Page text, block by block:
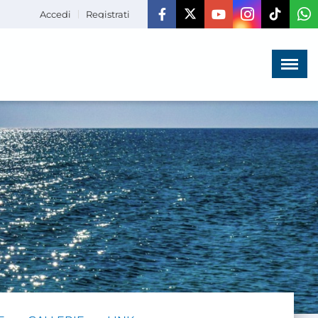
Accedi Registrati
Menù ×
LA VITA
DELL'ASSOCIAZIONE
COMUNICAZIONE,
PROGETTI ED EDITORIA
AMMINISTRAZIONE
TRASPARENTE